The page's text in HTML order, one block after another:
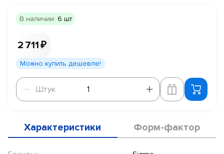
В наличии: 6 шт
2 711 ₽
Можно купить дешевле!
Штук
Штук
Характеристики Форм-фактор